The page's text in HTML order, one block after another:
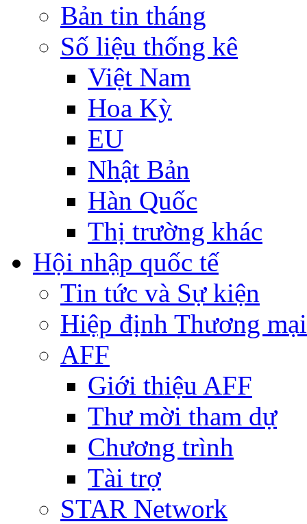
Bản tin tháng
Số liệu thống kê
Việt Nam
Hoa Kỳ
EU
Nhật Bản
Hàn Quốc
Thị trường khác
Hội nhập quốc tế
Tin tức và Sự kiện
Hiệp định Thương
AFF
Giới thiệu AFF
Thư mời tham dự
Chương trình
Tài trợ
STAR Network